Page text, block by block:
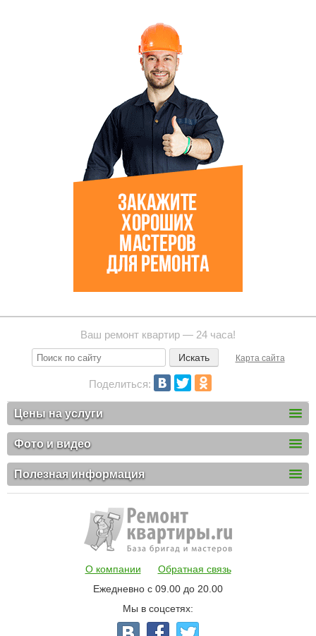
Ваш ремонт квартир — 24 часа!
Карта сайта
Поделиться:
Цены на услуги
Фото и видео
Полезная информация
О компании
Обратная связь
Ежедневно с 09.00 до 20.00
Мы в соцсетях: